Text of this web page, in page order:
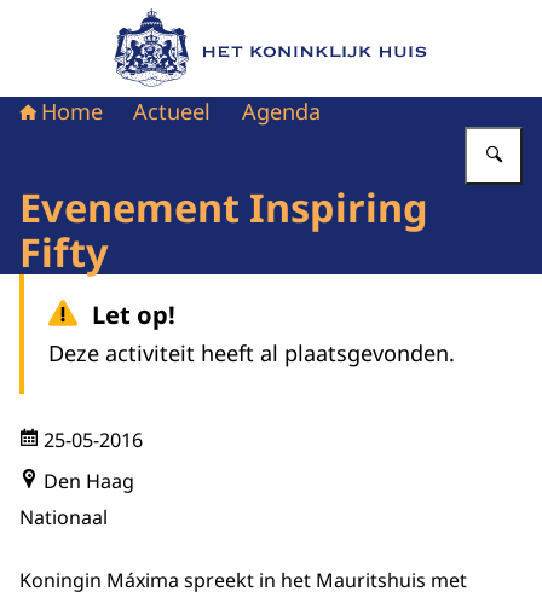
Naar de homepage van Het Koninklijk Huis
Home Actueel Agenda
Evenement Inspiring
Fifty
Let op!
Deze activiteit heeft al plaatsgevonden.
25-05-2016
Den Haag
Nationaal
Koningin Máxima spreekt in het Mauritshuis met